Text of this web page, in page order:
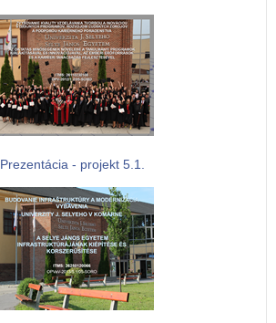
Prezentácia - projekt 5.1.